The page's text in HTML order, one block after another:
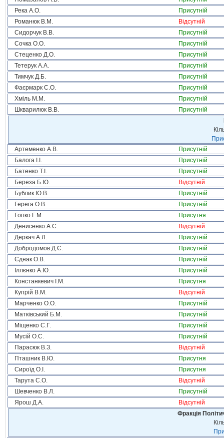
Река А.О.
Присутній
Романюк В.М.
Відсутній
Сидорчук В.В.
Присутній
Сочка О.О.
Присутній
Стеценко Д.О.
Присутній
Тетерук А.А.
Присутній
Тимчук Д.Б.
Присутній
Фаєрмарк С.О.
Присутній
Хміль М.М.
Присутній
Шкварилюк В.В.
Присутній
Артеменко А.В.
Присутній
Балога І.І.
Присутній
Батенко Т.І.
Присутній
Береза Б.Ю.
Відсутній
Бублик Ю.В.
Присутній
Герега О.В.
Присутній
Гопко Г.М.
Присутня
Денисенко А.С.
Відсутній
Деркач А.Л.
Присутній
Добродомов Д.Є.
Присутній
Єднак О.В.
Присутній
Іллєнко А.Ю.
Присутній
Констанкевич І.М.
Присутня
Купрій В.М.
Відсутній
Марченко О.О.
Присутній
Матківський Б.М.
Присутній
Міщенко С.Г.
Присутній
Мусій О.С.
Присутній
Парасюк В.З.
Відсутній
Пташник В.Ю.
Присутня
Сироїд О.І.
Присутня
Тарута С.О.
Відсутній
Шевченко В.Л.
Присутній
Ярош Д.А.
Відсутній
Фракція